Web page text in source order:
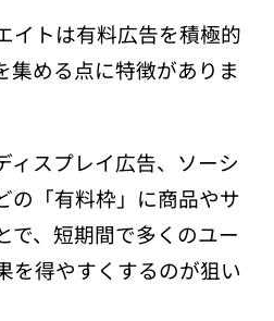
イトは有料広告を積極的
集める点に特徴がありま
ィスプレイ広告、ソーシ
の「有料枠」に商品やサ
で、短期間で多くのユー
を得やすくするのが狙い